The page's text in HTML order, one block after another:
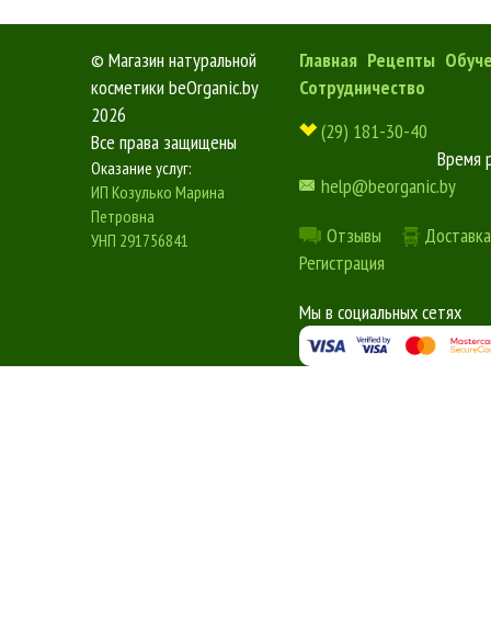
© Магазин натуральной
косметики beOrganic.by
2026
Все права защищены
Оказание услуг:
ИП Козулько Марина
Петровна
УНП 291756841
Главная Рецепты
Сотрудничество
(29) 181-30-40
Время
help@beorganic.by
Отзывы
Регистрация
Мы в социальных сетях